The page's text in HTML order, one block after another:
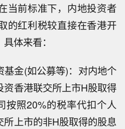
当前标准下，内地投资者
的红利税较直接在香港开
体来看：
基金(如公募等)：对内地个
香港联交所上市H股取得
按照20%的税率代扣个人
上市的非H股取得的股息